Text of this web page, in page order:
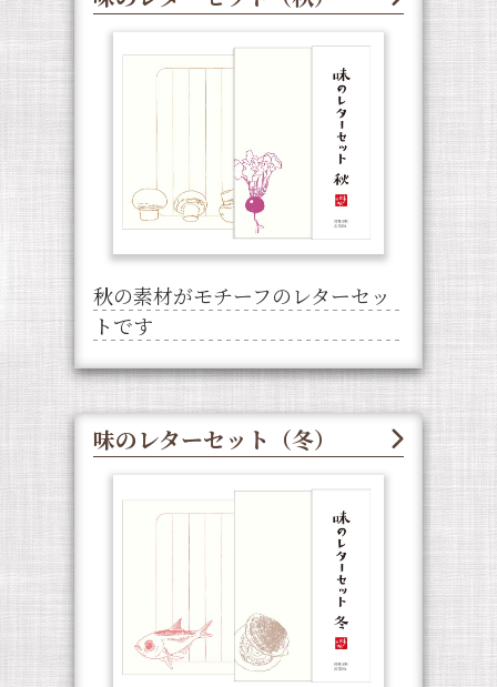
秋の素材がモチーフのレターセッ
トです
味のレターセット（冬）